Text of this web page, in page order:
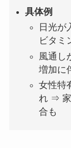
具体例
日光が
ビタミ
風通し
増加に
女性特
れ ⇒ 家
合も